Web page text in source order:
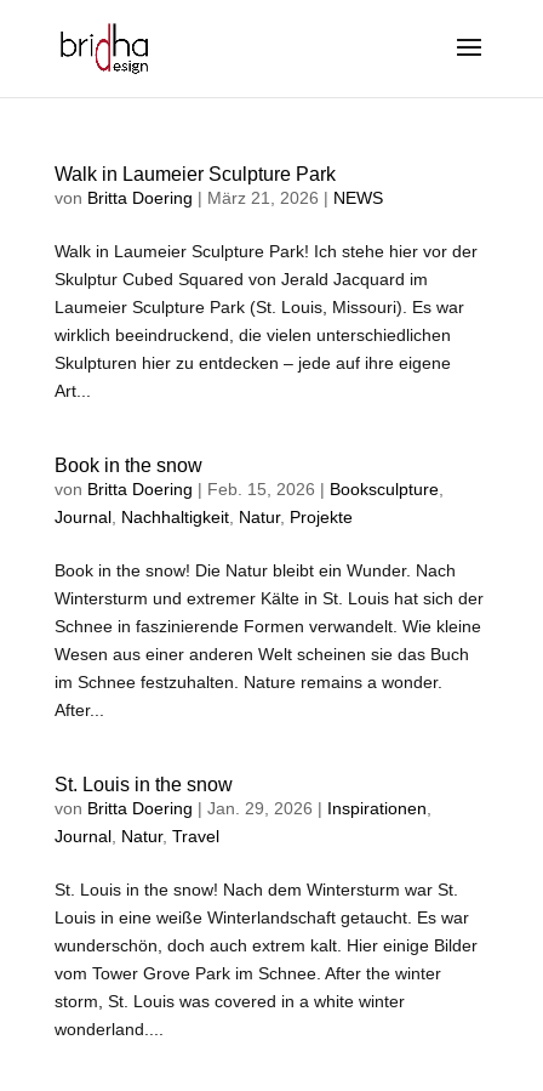
Walk in Laumeier Sculpture Park
von Britta Doering | März 21, 2026 | NEWS
Walk in Laumeier Sculpture Park! Ich stehe hier vor der
Skulptur Cubed Squared von Jerald Jacquard im
Laumeier Sculpture Park (St. Louis, Missouri). Es war
wirklich beeindruckend, die vielen unterschiedlichen
Skulpturen hier zu entdecken – jede auf ihre eigene
Art...
Book in the snow
von Britta Doering | Feb. 15, 2026 | Booksculpture,
Journal, Nachhaltigkeit, Natur, Projekte
Book in the snow! Die Natur bleibt ein Wunder. Nach
Wintersturm und extremer Kälte in St. Louis hat sich der
Schnee in faszinierende Formen verwandelt. Wie kleine
Wesen aus einer anderen Welt scheinen sie das Buch
im Schnee festzuhalten. Nature remains a wonder.
After...
St. Louis in the snow
von Britta Doering | Jan. 29, 2026 | Inspirationen
Journal, Natur, Travel
St. Louis in the snow! Nach dem Wintersturm war St.
Louis in eine weiße Winterlandschaft getaucht. Es war
wunderschön, doch auch extrem kalt. Hier einige Bilder
vom Tower Grove Park im Schnee. After the winter
storm, St. Louis was covered in a white winter
wonderland....